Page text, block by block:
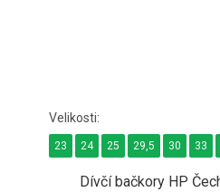
Dívčí bačkory HP
23 24 25 29,5 30 33